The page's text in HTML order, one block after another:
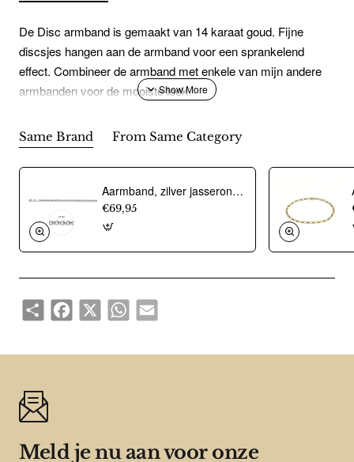
De Disc armband is gemaakt van 14 karaat goud. Fijne
discsjes hangen aan de armband voor een sprankelend
effect. Combineer de armband met enkele van mijn andere
armbanden voor de mooiste look.
Same Brand From Same Category
Aarmband, zilver jasseron 4,5mm. (lengte 18cm.) - 10274
€69,95
ShareFacebook
X WhatsAppEmail
Meld je nu aan voor onze